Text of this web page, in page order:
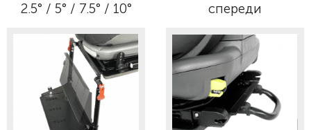
2.5° / 5° / 7.5° / 10° спереди